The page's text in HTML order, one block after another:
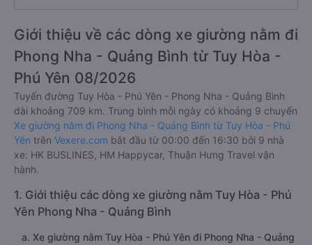
Giới thiệu về các dòng xe giường nằm đi
Phong Nha - Quảng Bình từ Tuy Hòa -
Phú Yên 08/2026
Tuyến đường Tuy Hòa - Phú Yên - Phong Nha - Quảng Bình
dài khoảng 709 km. Trung bình mỗi ngày có khoảng 9 chuyến
Xe giường nằm đi Phong Nha - Quảng Bình từ Tuy Hòa - Phú
Yên trên Vexere.com bắt đầu từ 00:00 đến 16:30 bởi 9 nhà
xe: HK BUSLINES, HM Happycar, Thuận Hưng Travel vận
hành.
1. Giới thiệu các dòng xe giường nằm Tuy Hòa - Phú
Yên Phong Nha - Quảng Bình
a. Xe giường nằm Tuy Hòa - Phú Yên đi Phong Nha - Quảng